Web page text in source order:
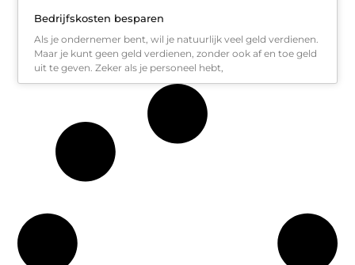
Bedrijfskosten besparen
Als je ondernemer bent, wil je natuurlijk veel geld verdienen.
Maar je kunt geen geld verdienen, zonder ook af en toe geld
uit te geven. Zeker als je personeel hebt,